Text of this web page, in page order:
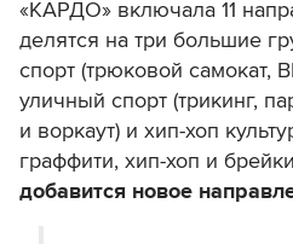
«КАРДО» включала 11
делятся на три большие
спорт (трюковой самокат,
уличный спорт (трикинг,
и воркаут) и хип-хоп
граффити, хип-хоп и
добавится новое